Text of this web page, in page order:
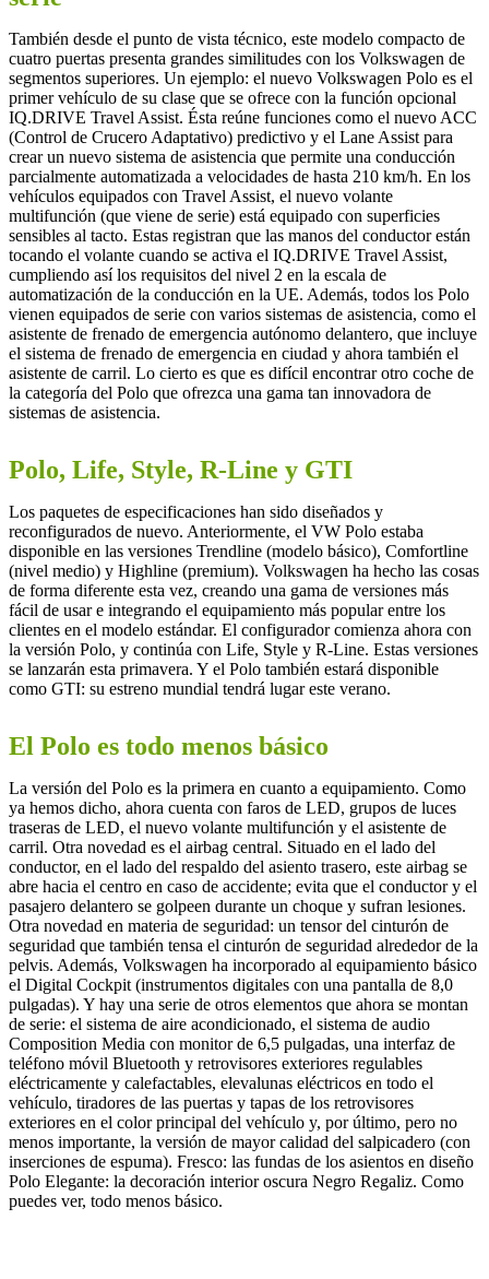
También desde el punto de vista técnico, este modelo compacto de
cuatro puertas presenta grandes similitudes con los Volkswagen de
segmentos superiores. Un ejemplo: el nuevo Volkswagen Polo es el
primer vehículo de su clase que se ofrece con la función opcional
IQ.DRIVE Travel Assist. Ésta reúne funciones como el nuevo ACC
(Control de Crucero Adaptativo) predictivo y el Lane Assist para
crear un nuevo sistema de asistencia que permite una conducción
parcialmente automatizada a velocidades de hasta 210 km/h. En los
vehículos equipados con Travel Assist, el nuevo volante
multifunción (que viene de serie) está equipado con superficies
sensibles al tacto. Estas registran que las manos del conductor están
tocando el volante cuando se activa el IQ.DRIVE Travel Assist,
cumpliendo así los requisitos del nivel 2 en la escala de
automatización de la conducción en la UE. Además, todos los Polo
vienen equipados de serie con varios sistemas de asistencia, como el
asistente de frenado de emergencia autónomo delantero, que incluye
el sistema de frenado de emergencia en ciudad y ahora también el
asistente de carril. Lo cierto es que es difícil encontrar otro coche de
la categoría del Polo que ofrezca una gama tan innovadora de
sistemas de asistencia.
Polo, Life, Style, R-Line y GTI
Los paquetes de especificaciones han sido diseñados y
reconfigurados de nuevo. Anteriormente, el VW Polo estaba
disponible en las versiones Trendline (modelo básico), Comfortline
(nivel medio) y Highline (premium). Volkswagen ha hecho las cosas
de forma diferente esta vez, creando una gama de versiones más
fácil de usar e integrando el equipamiento más popular entre los
clientes en el modelo estándar. El configurador comienza ahora con
la versión Polo, y continúa con Life, Style y R-Line. Estas versiones
se lanzarán esta primavera. Y el Polo también estará disponible
como GTI: su estreno mundial tendrá lugar este verano.
El Polo es todo menos básico
La versión del Polo es la primera en cuanto a equipamiento. Como
ya hemos dicho, ahora cuenta con faros de LED, grupos de luces
traseras de LED, el nuevo volante multifunción y el asistente de
carril. Otra novedad es el airbag central. Situado en el lado del
conductor, en el lado del respaldo del asiento trasero, este airbag se
abre hacia el centro en caso de accidente; evita que el conductor y el
pasajero delantero se golpeen durante un choque y sufran lesiones.
Otra novedad en materia de seguridad: un tensor del cinturón de
seguridad que también tensa el cinturón de seguridad alrededor de la
pelvis. Además, Volkswagen ha incorporado al equipamiento básico
el Digital Cockpit (instrumentos digitales con una pantalla de 8,0
pulgadas). Y hay una serie de otros elementos que ahora se montan
de serie: el sistema de aire acondicionado, el sistema de audio
Composition Media con monitor de 6,5 pulgadas, una interfaz de
teléfono móvil Bluetooth y retrovisores exteriores regulables
eléctricamente y calefactables, elevalunas eléctricos en todo el
vehículo, tiradores de las puertas y tapas de los retrovisores
exteriores en el color principal del vehículo y, por último, pero no
menos importante, la versión de mayor calidad del salpicadero (con
inserciones de espuma). Fresco: las fundas de los asientos en diseño
Polo Elegante: la decoración interior oscura Negro Regaliz. Como
puedes ver, todo menos básico.